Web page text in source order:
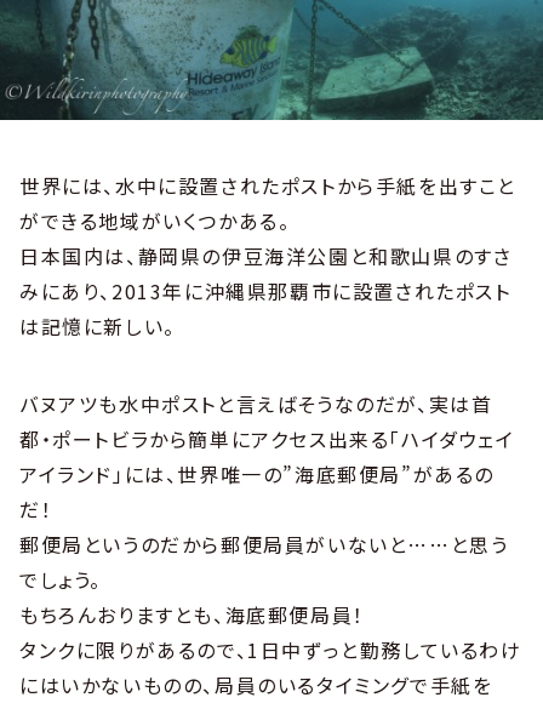
世界には、水中に設置されたポストから手紙を出すこと
ができる地域がいくつかある。
日本国内は、静岡県の伊豆海洋公園と和歌山県のすさ
みにあり、2013年に沖縄県那覇市に設置されたポスト
は記憶に新しい。
バヌアツも水中ポストと言えばそうなのだが、実は首
都・ポートビラから簡単にアクセス出来る「ハイダウェイ
アイランド」には、世界唯一の”海底郵便局”があるの
だ！
郵便局というのだから郵便局員がいないと……と思う
でしょう。
もちろんおりますとも、海底郵便局員！
タンクに限りがあるので、1日中ずっと勤務しているわけ
にはいかないものの、局員のいるタイミングで手紙を